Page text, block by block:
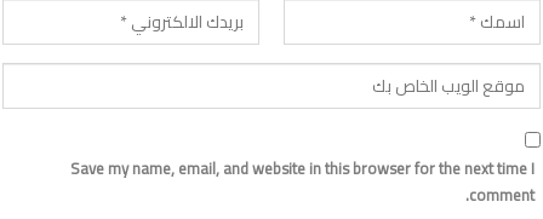
Save my name, email, and website in this browser for the next time I
comment.